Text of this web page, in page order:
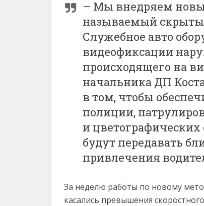
– Мы внедряем
называемый
Служебное авто
видеофиксации
происходящего на
начальника ДП
в том, чтобы
полиции,
и
будут передавать
привлечения
За неделю работы по новому
касались превышения